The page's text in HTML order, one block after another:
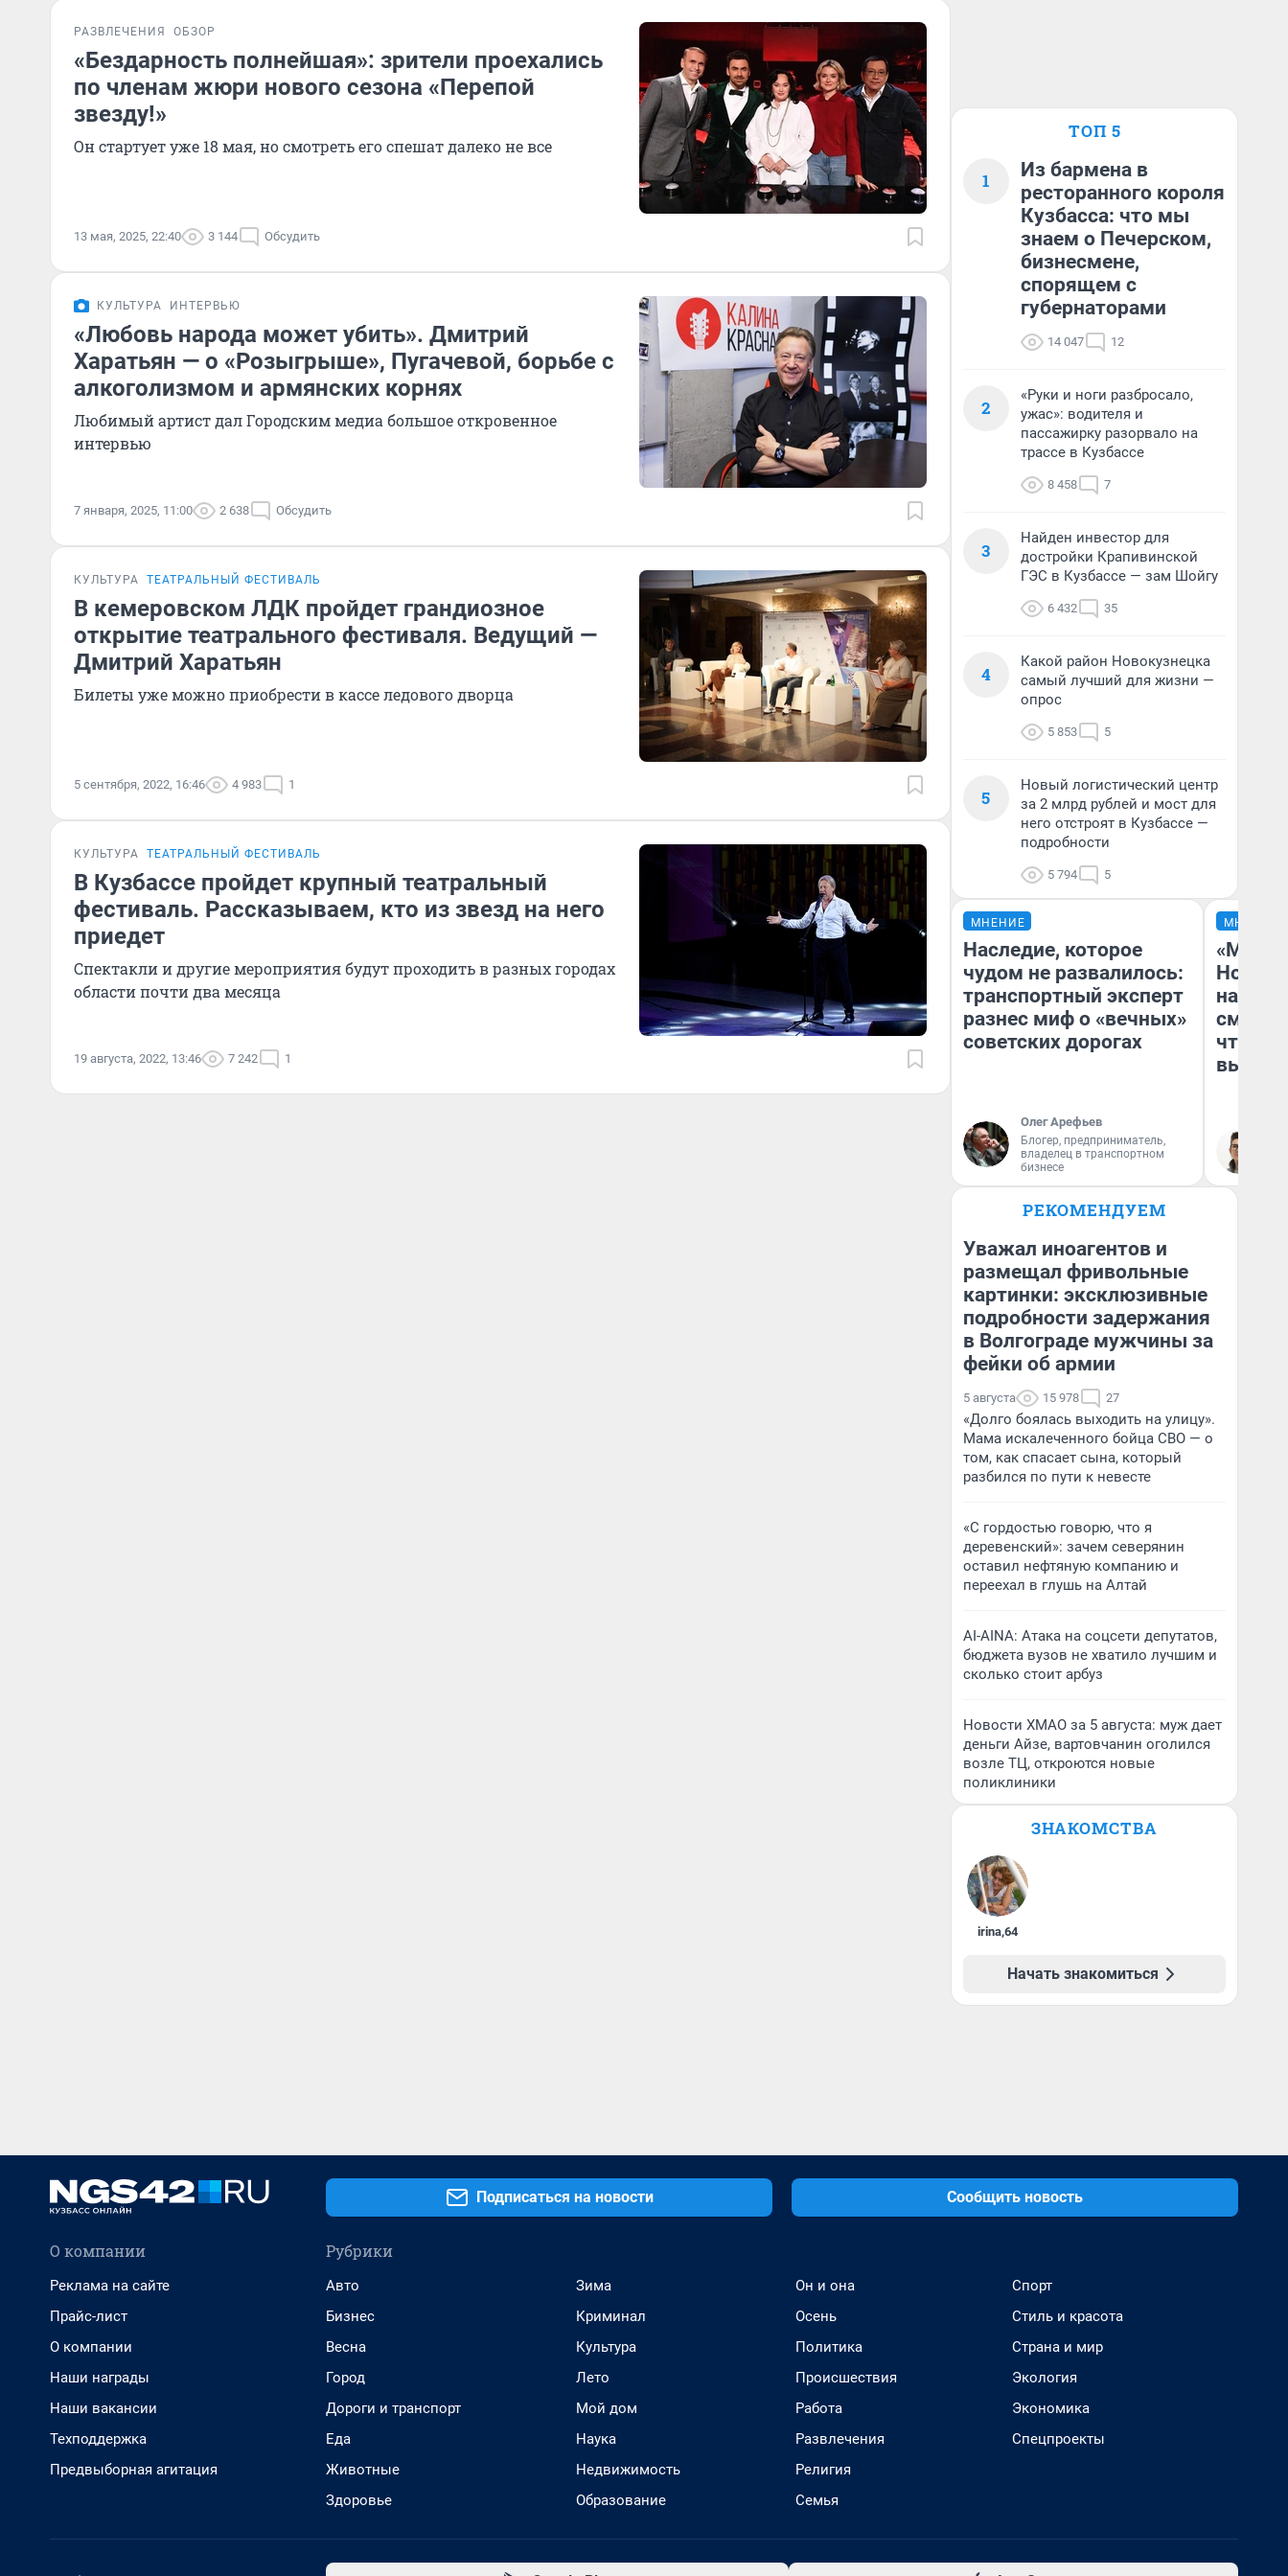
РАЗВЛЕЧЕНИЯ ОБЗОР
«Бездарность полнейшая»: зрители проехались
по членам жюри нового сезона «Перепой
звезду!»
Он стартует уже 18 мая, но смотреть его спешат далеко не все
13 мая, 2025, 22:40 3 144 Обсудить
КУЛЬТУРА ИНТЕРВЬЮ
«Любовь народа может убить». Дмитрий
Харатьян — о «Розыгрыше», Пугачевой, борьбе с
алкоголизмом и армянских корнях
Любимый артист дал Городским медиа большое откровенное
интервью
7 января, 2025, 11:00 2 638 Обсудить
КУЛЬТУРА ТЕАТРАЛЬНЫЙ ФЕСТИВАЛЬ
В кемеровском ЛДК пройдет грандиозное
открытие театрального фестиваля. Ведущий —
Дмитрий Харатьян
Билеты уже можно приобрести в кассе ледового дворца
5 сентября, 2022, 16:46 4 983 1
КУЛЬТУРА ТЕАТРАЛЬНЫЙ ФЕСТИВАЛЬ
В Кузбассе пройдет крупный театральный
фестиваль. Рассказываем, кто из звезд на него
приедет
Спектакли и другие мероприятия будут проходить в разных городах
области почти два месяца
19 августа, 2022, 13:46 7 242 1
ТОП 5
1
Из бармена в
ресторанного короля
Кузбасса: что мы
знаем о Печерском,
бизнесмене,
спорящем с
губернаторами
14 047 12
2
«Руки и ноги разбросало,
ужас»: водителя и
пассажирку разорвало на
трассе в Кузбассе
8 458 7
3
Найден инвестор для
достройки Крапивинской
ГЭС в Кузбассе — зам Шойгу
6 432 35
4
Какой район Новокузнецка
самый лучший для жизни —
опрос
5 853 5
5
Новый логистический центр
за 2 млрд рублей и мост для
него отстроят в Кузбассе —
подробности
5 794 5
МНЕНИЕ
Наследие, которое
чудом не развалилось:
транспортный эксперт
разнес миф о «вечных»
советских дорогах
Олег Арефьев
Блогер, предприниматель,
владелец в транспортном
бизнесе
МНЕНИЕ
«Мы
чтобы
РЕКОМЕНДУЕМ
Уважал иноагентов и
размещал фривольные
картинки: эксклюзивные
подробности задержания
в Волгограде мужчины за
фейки об армии
5 августа 15 978 27
«Долго боялась выходить на улицу».
Мама искалеченного бойца СВО — о
том, как спасает сына, который
разбился по пути к невесте
«С гордостью говорю, что я
деревенский»: зачем северянин
оставил нефтяную компанию и
переехал в глушь на Алтай
AI-AINA: Атака на соцсети депутатов,
бюджета вузов не хватило лучшим и
сколько стоит арбуз
Новости ХМАО за 5 августа: муж дает
деньги Айзе, вартовчанин оголился
возле ТЦ, откроются новые
поликлиники
ЗНАКОМСТВА
irina,64
Начать знакомиться
Подписаться на новости Сообщить новость
О компании
Реклама на сайте
Прайс-лист
О компании
Наши награды
Наши вакансии
Техподдержка
Предвыборная агитация
Рубрики
Авто
Бизнес
Весна
Город
Дороги и транспорт
Еда
Животные
Здоровье
Зима
Криминал
Культура
Лето
Мой дом
Наука
Недвижимость
Образование
Он и она
Осень
Политика
Происшествия
Работа
Развлечения
Религия
Семья
Спорт
Стиль и красота
Страна и мир
Экология
Экономика
Спецпроекты